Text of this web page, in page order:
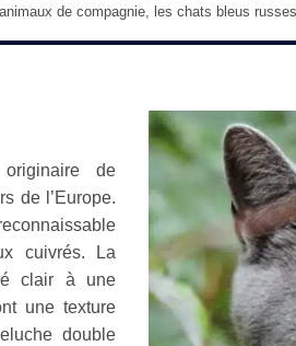
de compagnie, les chats bleus
de
de l’Europe.
cuivrés. La
clair à une
une texture
double